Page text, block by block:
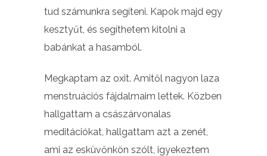
tud számunkra segíteni. Kapok majd egy
kesztyűt, és segíthetem kitolni a
babánkat a hasamból.
Megkaptam az oxit. Amitől nagyon laza
menstruációs fájdalmaim lettek. Közben
hallgattam a császárvonalas
meditációkat, hallgattam azt a zenét,
ami az esküvőnkön szólt, igyekeztem